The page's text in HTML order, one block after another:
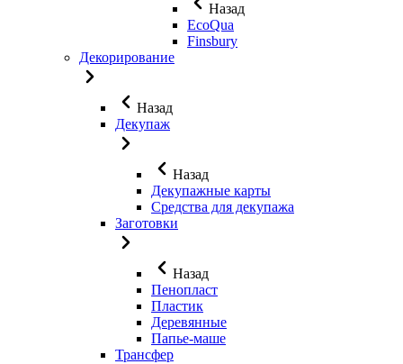
Назад
EcoQua
Finsbury
Декорирование
Назад
Декупаж
Назад
Декупажные карты
Средства для декупажа
Заготовки
Назад
Пенопласт
Пластик
Деревянные
Папье-маше
Трансфер